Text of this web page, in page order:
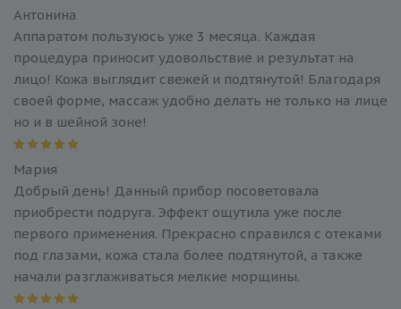
Антонина
Аппаратом пользуюсь уже 3 месяца. Каждая
процедура приносит удовольствие и результат на
лицо! Кожа выглядит свежей и подтянутой! Благодаря
своей форме, массаж удобно делать не только на лице
но и в шейной зоне!
Мария
Добрый день! Данный прибор посоветовала
приобрести подруга. Эффект ощутила уже после
первого применения. Прекрасно справился с отеками
под глазами, кожа стала более подтянутой, а также
начали разглаживаться мелкие морщины.